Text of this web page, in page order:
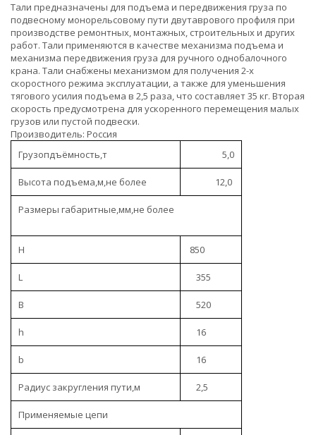
Тали предназначены для подъема и передвижения груза по
подвесному монорельсовому пути двутаврового профиля при
производстве ремонтных, монтажных, строительных и других
работ. Тали применяются в качестве механизма подъема и
механизма передвижения груза для ручного однобалочного
крана. Тали снабжены механизмом для получения 2-х
скоростного режима эксплуатации, а также для уменьшения
тягового усилия подъема в 2,5 раза, что составляет 35 кг. Вторая
скорость предусмотрена для ускоренного перемещения малых
грузов или пустой подвески.
Производитель: Россия
Грузопдъёмность,т
5,0
Высота подъема,м,не более 12,0
Размеры габаритные,мм,не более
Н 850
L 355
B 520
h 16
b 16
Радиус закругления пути,м 2,5
Применяемые цепи